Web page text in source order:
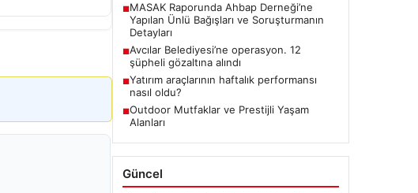
■MASAK Raporunda Ahbap Derneği’ne
Yapılan Ünlü Bağışları ve Soruşturmanın
Detayları
■Avcılar Belediyesi’ne operasyon. 12
şüpheli gözaltına alındı
■Yatırım araçlarının haftalık performansı
nasıl oldu?
■Outdoor Mutfaklar ve Prestijli Yaşam
Alanları
Güncel